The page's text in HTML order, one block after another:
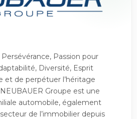
Passion pour
Diversité, Esprit
et de perpétuer l’héritage
Groupe est une
automobile, également
de l’immobilier depuis